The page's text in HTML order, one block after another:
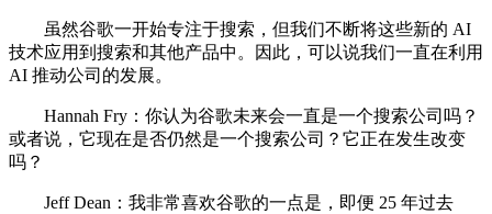
虽然谷歌一开始专注于搜索，但我们不断将这些新的 AI
技术应用到搜索和其他产品中。因此，可以说我们一直在利用
AI 推动公司的发展。
Hannah Fry：你认为谷歌未来会一直是一个搜索公司吗？
或者说，它现在是否仍然是一个搜索公司？它正在发生改变
吗？
Jeff Dean：我非常喜欢谷歌的一点是，即便 25 年过去